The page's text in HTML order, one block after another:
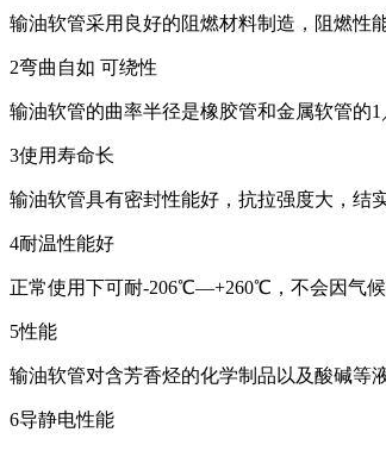
输油软管采用良好的阻燃材料制造，阻燃性能
2弯曲自如 可绕性
输油软管的曲率半径是橡胶管和金属软管的
3使用寿命长
输油软管具有密封性能好，抗拉强度大，结
4耐温性能好
正常使用下可耐-206℃—+260℃，不会因气候
5性能
输油软管对含芳香烃的化学制品以及酸碱等
6导静电性能